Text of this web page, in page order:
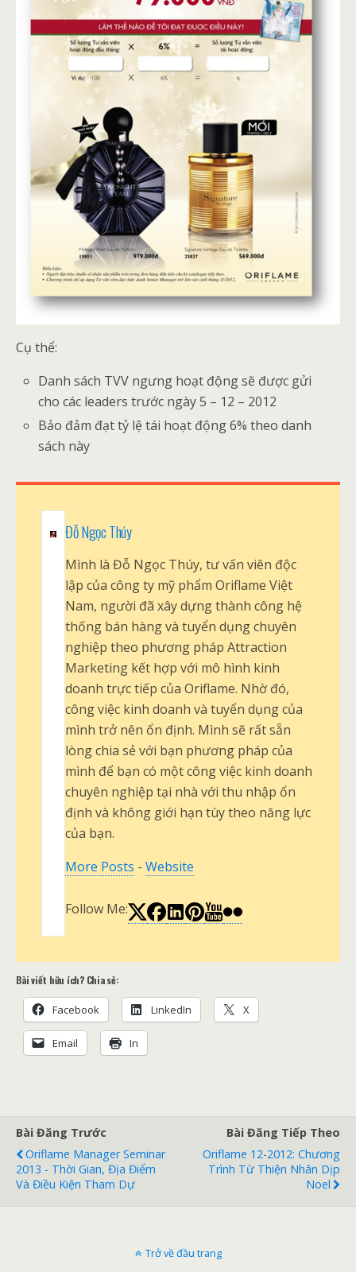
Cụ thể:
Danh sách TVV ngưng hoạt động sẽ được gửi
cho các leaders trước ngày 5 – 12 – 2012
Bảo đảm đạt tỷ lệ tái hoạt động 6% theo danh
sách này
Đỗ Ngọc Thúy
Mình là Đỗ Ngọc Thúy, tư vấn viên độc
lập của công ty mỹ phẩm Oriflame Việt
Nam, người đã xây dựng thành công hệ
thống bán hàng và tuyển dụng chuyên
nghiệp theo phương pháp Attraction
Marketing kết hợp với mô hình kinh
doanh trực tiếp của Oriflame. Nhờ đó,
công việc kinh doanh và tuyển dụng của
mình trở nên ổn định. Mình sẽ rất sẵn
lòng chia sẻ với bạn phương pháp của
mình để bạn có một công việc kinh doanh
chuyên nghiệp tại nhà với thu nhập ổn
định và không giới hạn tùy theo năng lực
của bạn.
More Posts -Website
Follow Me:
Bài viết hữu ích? Chia sẻ:
Facebook LinkedIn X
Email In
Bài Đăng Trước
Oriflame Manager Seminar
2013 - Thời Gian, Địa Điểm
Và Điều Kiện Tham Dự
Bài Đăng Tiếp Theo
Oriflame 12-2012: Chương
Trình Từ Thiện Nhân Dịp
Noel
Trở về đầu trang